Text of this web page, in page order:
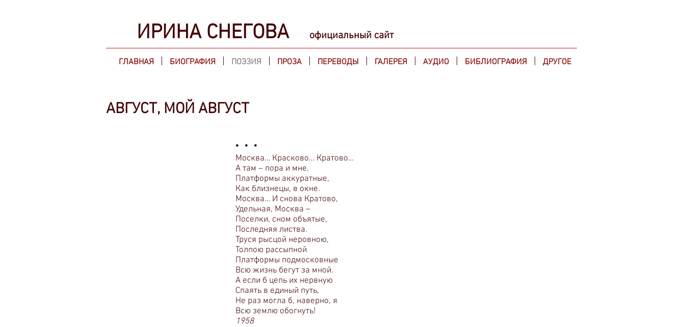
ИРИНА СНЕГОВА официальный сайт
ГЛАВНАЯ БИОГРАФИЯ ПОЭЗИЯ ПРОЗА ПЕРЕВОДЫ ГАЛЕРЕЯ АУДИО БИБЛИОГРАФИЯ ДРУГОЕ
АВГУСТ, МОЙ АВГУСТ
* * *
Москва… Красково… Кратово…
А там – пора и мне.
Платформы аккуратные,
Как близнецы, в окне.
Москва… И снова Кратово,
Удельная, Москва –
Поселки, сном объятые,
Последняя листва.
Труся рысцой неровною,
Толпою рассыпной
Платформы подмосковные
Всю жизнь бегут за мной.
А если б цепь их нервную
Спаять в единый путь,
Не раз могла б, наверно, я
Всю землю обогнуть!
1958